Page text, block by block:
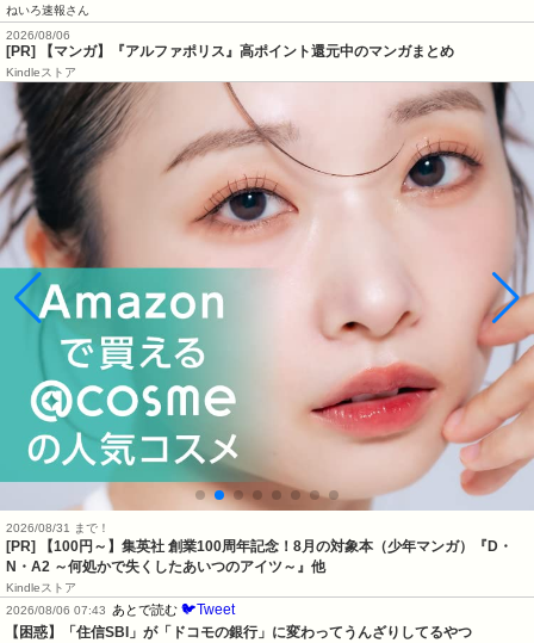
ねいろ速報さん
2026/08/06
[PR] 【マンガ】『アルファポリス』高ポイント還元中のマンガまとめ
Kindleストア
2026/08/31 まで！
[PR]
【100円～】集英社 創業100周年記念！8月の対象本（少年マンガ）『D・
N・A2 ～何処かで失くしたあいつのアイツ～』他
Kindleストア
2026/08/06 07:43
あとで読む 🐦Tweet
【困惑】「住信SBI」が「ドコモの銀行」に変わってうんざりしてるやつ